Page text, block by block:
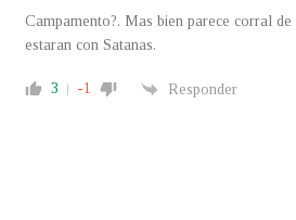
Campamento?. Mas bien parece corral
estaran con Satanas.
3 -1 Responder